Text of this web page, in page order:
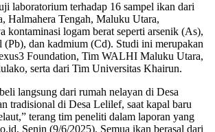
laboratorium terhadap 16 sampel ikan dari
Halmahera Tengah, Maluku Utara,
kontaminasi logam berat seperti arsenik (As),
dan kadmium (Cd). Studi ini merupakan
Foundation, Tim WALHI Maluku Utara,
serta dari Tim Universitas Khairun.
langsung dari rumah nelayan di Desa
tradisional di Desa Lelilef, saat kapal baru
terang tim peneliti dalam laporan yang
Senin (9/6/2025). Semua ikan berasal dari